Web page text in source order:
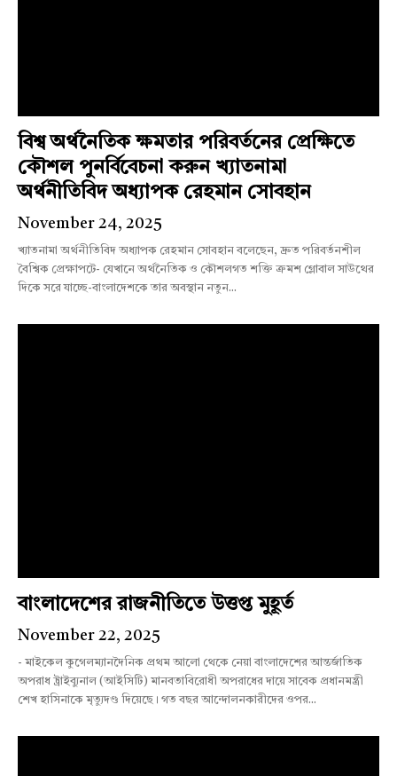
বিশ্ব অর্থনৈতিক ক্ষমতার পরিবর্তনের প্রেক্ষিতে
কৌশল পুনর্বিবেচনা করুন খ্যাতনামা
অর্থনীতিবিদ অধ্যাপক রেহমান সোবহান
November 24, 2025
খ্যাতনামা অর্থনীতিবিদ অধ্যাপক রেহমান সোবহান বলেছেন, দ্রুত পরিবর্তনশীল
বৈশ্বিক প্রেক্ষাপটে- যেখানে অর্থনৈতিক ও কৌশলগত শক্তি ক্রমশ গ্লোবাল সাউথের
দিকে সরে যাচ্ছে-বাংলাদেশকে তার অবস্থান নতুন...
বাংলাদেশের রাজনীতিতে উত্তপ্ত মুহূর্ত
November 22, 2025
- মাইকেল কুগেলম্যানদৈনিক প্রথম আলো থেকে নেয়া বাংলাদেশের আন্তর্জাতিক
অপরাধ ট্রাইব্যুনাল (আইসিটি) মানবতাবিরোধী অপরাধের দায়ে সাবেক প্রধানমন্ত্রী
শেখ হাসিনাকে মৃত্যুদণ্ড দিয়েছে। গত বছর আন্দোলনকারীদের ওপর...